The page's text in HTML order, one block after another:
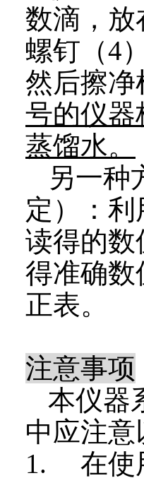
数滴，放
螺钉（4
然后擦净
号的仪器
蒸馏水。
另一种
定）：
读得的数
得准确数
正表。
注意事项
本仪器
中应注意
1.
在使